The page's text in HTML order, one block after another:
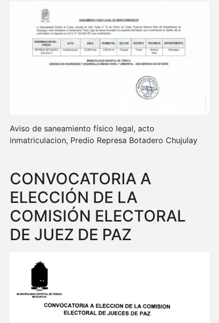
Aviso de saneamiento físico legal, acto
inmatriculacion, Predio Represa Botadero Chujulay
CONVOCATORIA A
ELECCIÓN DE LA
COMISIÓN ELECTORAL
DE JUEZ DE PAZ